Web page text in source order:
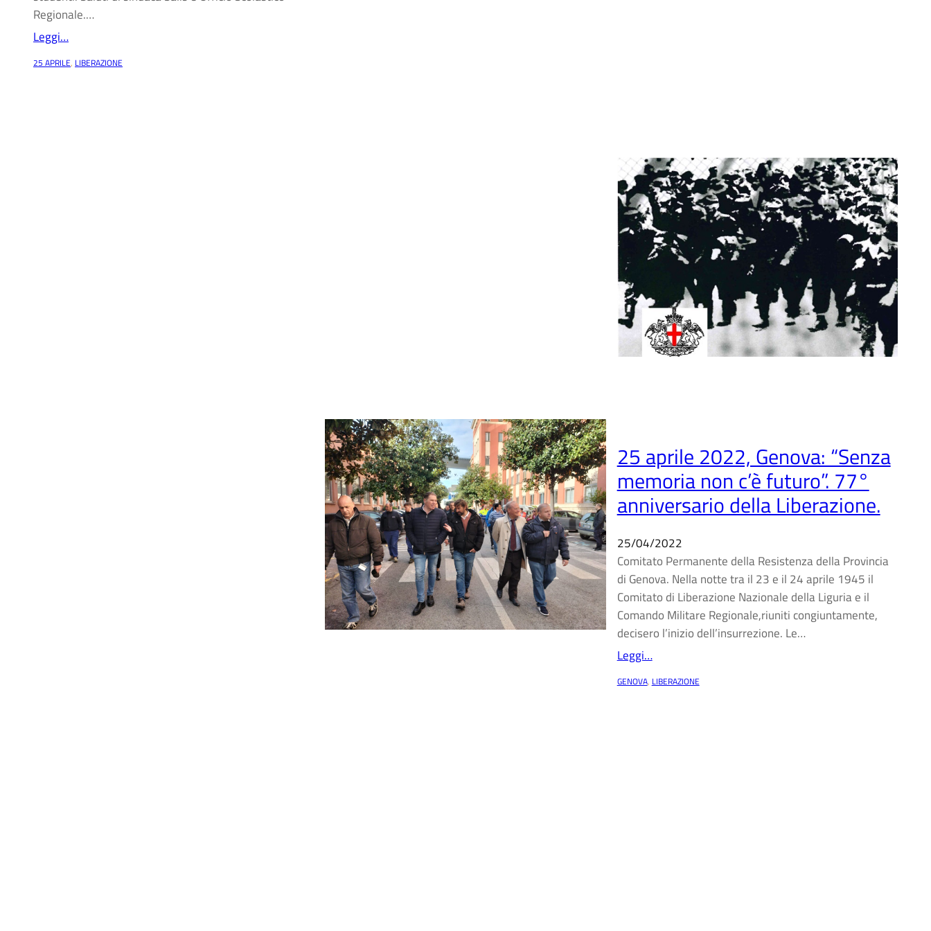
Regionale.…
Leggi…
25 APRILE, LIBERAZIONE
25 aprile 2022, Genova: “Senza
memoria non c’è futuro”. 77°
anniversario della Liberazione.
25/04/2022
Comitato Permanente della Resistenza della Provincia
di Genova. Nella notte tra il 23 e il 24 aprile 1945 il
Comitato di Liberazione Nazionale della Liguria e il
Comando Militare Regionale,riuniti congiuntamente,
decisero l’inizio dell’insurrezione. Le…
Leggi…
GENOVA, LIBERAZIONE